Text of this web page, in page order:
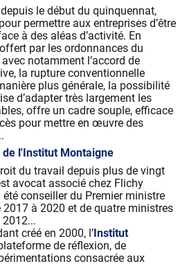
le début du quinquennat,
permettre aux entreprises d’être
à des aléas d’activité. En
par les ordonnances du
notamment l’accord de
la rupture conventionnelle
plus générale, la possibilité
d’adapter très largement les
offre un cadre souple, efficace
pour mettre en œuvre des
l'Institut Montaigne
du travail depuis plus de vingt
avocat associé chez Flichy
été conseiller du Premier ministre
2017 à 2020 et de quatre ministres
créé en 2000, l’ Institut
de réflexion, de
consacrée aux